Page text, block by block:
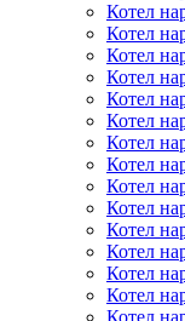
Котел
Котел
Котел
Котел
Котел
Котел
Котел
Котел
Котел
Котел
Котел
Котел
Котел
Котел
Котел